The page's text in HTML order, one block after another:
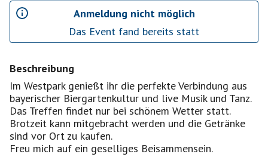
Anmeldung nicht möglich
Das Event fand bereits statt
Beschreibung
Im Westpark genießt ihr die perfekte Verbindung aus
bayerischer Biergartenkultur und live Musik und Tanz.
Das Treffen findet nur bei schönem Wetter statt.
Brotzeit kann mitgebracht werden und die Getränke
sind vor Ort zu kaufen.
Freu mich auf ein geselliges Beisammensein.